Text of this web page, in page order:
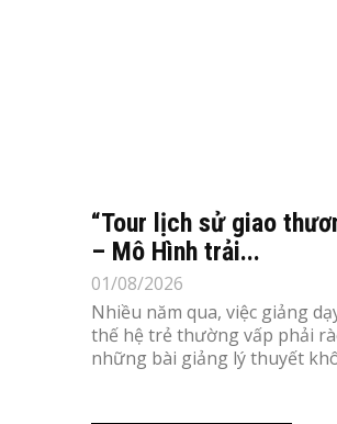
“Tour lịch sử giao
– Mô Hình trải...
01/08/2026
Nhiều năm qua, việc giảng
thế hệ trẻ thường vấp phải
những bài giảng lý thuyết